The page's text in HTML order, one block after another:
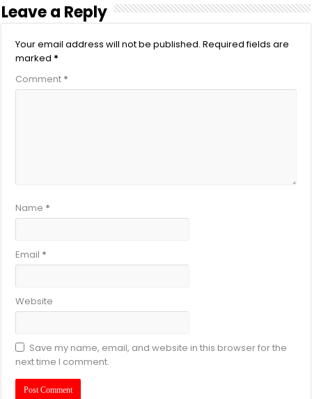
Leave a Reply
Your email address will not be published. Required fields are
marked *
Comment *
Name *
Email *
Website
Save my name, email, and website in this browser for the
next time I comment.